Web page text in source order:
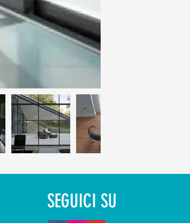
SEGUICI SU